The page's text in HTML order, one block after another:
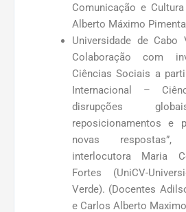
Comunicação e
Alberto Máximo
Universidade de Cabo
Colaboração com
Ciências Sociais a
Internacional –
disrupções
reposicionamentos e
novas
interlocutora Maria
Fortes (UniCV-
Verde). (Docentes
e Carlos Alberto